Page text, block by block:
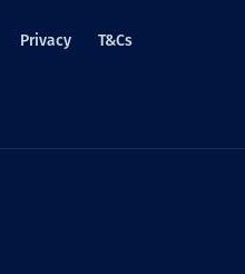
Privacy T&Cs